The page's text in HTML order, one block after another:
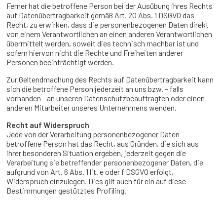
Ferner hat die betroffene Person bei der Ausübung ihres Rechts
auf Datenübertragbarkeit gemäß Art. 20 Abs. 1 DSGVO das
Recht, zu erwirken, dass die personenbezogenen Daten direkt
von einem Verantwortlichen an einen anderen Verantwortlichen
übermittelt werden, soweit dies technisch machbar ist und
sofern hiervon nicht die Rechte und Freiheiten anderer
Personen beeinträchtigt werden.
Zur Geltendmachung des Rechts auf Datenübertragbarkeit kann
sich die betroffene Person jederzeit an uns bzw. – falls
vorhanden - an unseren Datenschutzbeauftragten oder einen
anderen Mitarbeiter unseres Unternehmens wenden.
Recht auf Widerspruch
Jede von der Verarbeitung personenbezogener Daten
betroffene Person hat das Recht, aus Gründen, die sich aus
ihrer besonderen Situation ergeben, jederzeit gegen die
Verarbeitung sie betreffender personenbezogener Daten, die
aufgrund von Art. 6 Abs. 1 lit. e oder f DSGVO erfolgt,
Widerspruch einzulegen. Dies gilt auch für ein auf diese
Bestimmungen gestütztes Profiling.